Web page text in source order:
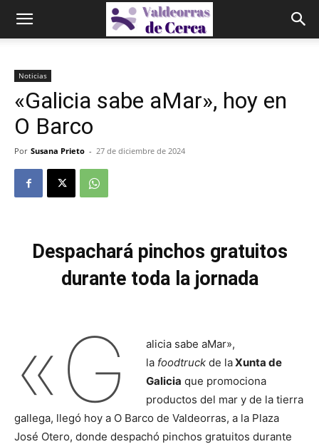
Noticias
«Galicia sabe aMar», hoy en
O Barco
Por Susana Prieto - 27 de diciembre de 2024
Despachará pinchos gratuitos
durante toda la jornada
«G
alicia sabe aMar»,
la foodtruckde laXunta de
Galicia que promociona
productos del mar y de la tierra
gallega, llegó hoy a O Barco de Valdeorras, a la Plaza
José Otero, donde despachó pinchos gratuitos durante